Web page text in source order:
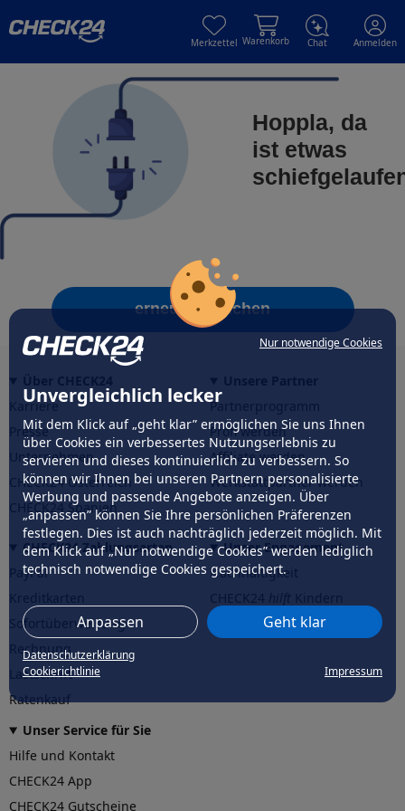
Nur notwendige Cookies
Unvergleichlich lecker
Mit dem Klick auf „geht klar” ermöglichen Sie uns Ihnen
über Cookies ein verbessertes Nutzungserlebnis zu
servieren und dieses kontinuierlich zu verbessern. So
können wir Ihnen bei unseren Partnern personalisierte
Werbung und passende Angebote anzeigen. Über
„anpassen” können Sie Ihre persönlichen Präferenzen
festlegen. Dies ist auch nachträglich jederzeit möglich. Mit
dem Klick auf „Nur notwendige Cookies” werden lediglich
technisch notwendige Cookies gespeichert.
Anpassen Geht klar
Datenschutzerklärung
Cookierichtlinie
Impressum
Merkzettel Warenkorb Chat Anmelden
Hoppla, da
ist etwas
erneut versuchen
Karriere
Presse
Unternehmen
CHECK24 Österreich
CHECK24 Spanien
Partnerprogramm
Profi werden
Affiliate werden
Werkstattpartner werden
CHECK24 Zahlungsarten
PayPal
Sofortüberweisung
Rechnung
Lastschrift
Ratenkauf
Unser Engagement
Nachhaltigkeit
CHECK24hilftder Natur
Unser Service für Sie
Hilfe und Kontakt
CHECK24 App
CHECK24 Gutscheine